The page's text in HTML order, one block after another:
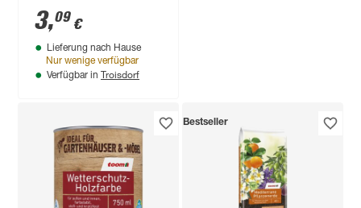
Stahl M4 x 20 mm 12
Stück
3,09 €
Lieferung nach Hause
Nur wenige verfügbar
Verfügbar in Troisdorf
Bestseller